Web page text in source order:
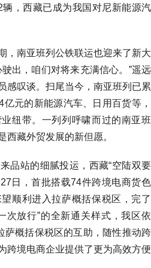
，西藏已成为我国对尼新能源汽
，南亚班列公铁联运也迎来了新大
出，咱们对将来充满信心。”遥远
感叹谈。扫尾当今，南亚班列已累
元的新能源汽车、日用百货等，
纽带。一列列呼啸而过的南亚班
西藏外贸发展的新但愿。
品站的细腻投运，西藏“空陆双要
日，首批搭载74件跨境电商货色
顺利进入拉萨概括保税区，完了
次放行”的全新通关样式，我区依
萨概括保税区的互助，随性推动跨
跨境电商企业提供了更为高效方便